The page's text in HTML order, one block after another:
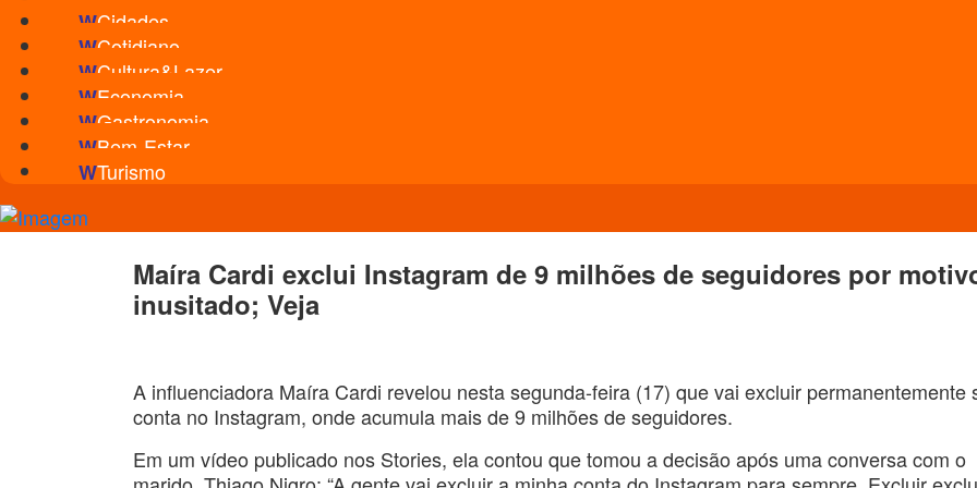
WCidades
WCotidiano
WCultura&Lazer
WEconomia
WGastronomia
WBem-Estar
WTurismo
Maíra Cardi exclui Instagram de 9 milhões de seguidores por
inusitado; Veja
A influenciadora Maíra Cardi revelou nesta segunda-feira (17) que vai excluir permanentemente
conta no Instagram, onde acumula mais de 9 milhões de seguidores.
Em um vídeo publicado nos Stories, ela contou que tomou a decisão após uma conversa com o